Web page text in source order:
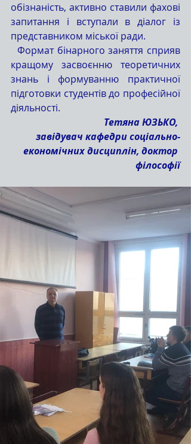
обізнаність, активно ставили фахові
запитання і вступали в діалог із
представником міської ради.
  Формат бінарного заняття сприяв
кращому засвоєнню теоретичних
знань і формуванню практичної
підготовки студентів до професійної
діяльності.
Тетяна ЮЗЬКО,
завідувач кафедри соціально-
економічних дисциплін, доктор
філософії